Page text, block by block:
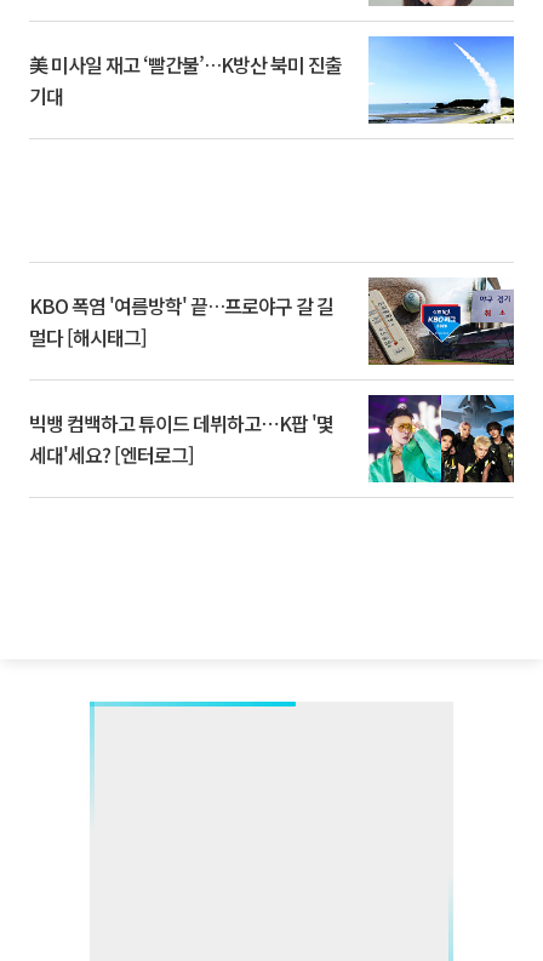
美 미사일 재고 ‘빨간불’…K방산 북미 진출
기대
KBO 폭염 '여름방학' 끝…프로야구 갈 길
멀다 [해시태그]
빅뱅 컴백하고 튜이드 데뷔하고⋯K팝 '몇
세대'세요? [엔터로그]